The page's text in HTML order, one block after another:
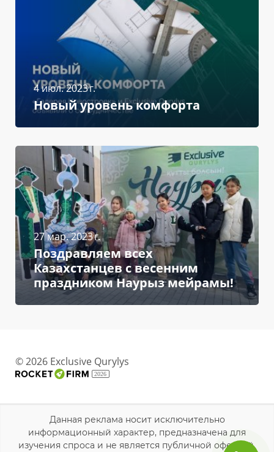
4 июл. 2023 г.
Новый уровень комфорта
27 мар. 2023 г.
Поздравляем всех
Казахстанцев с весенним
праздником Наурыз мейрамы!
© 2026 Exclusive Qurylys
2026
Данная реклама носит исключительно
информационный характер, предназначена для
изучения спроса и не является публичной офертой.